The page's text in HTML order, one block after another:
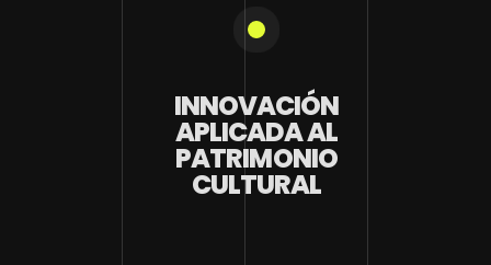
INNOVACIÓN
APLICADA AL
PATRIMONIO
CULTURAL